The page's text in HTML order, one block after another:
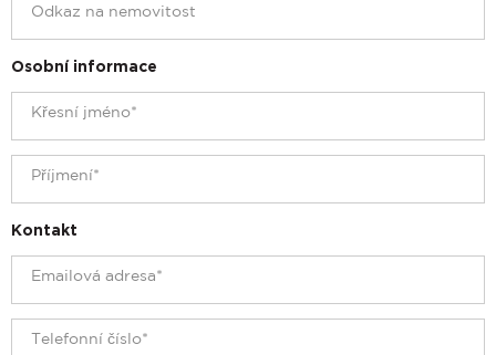
Osobní informace
Kontakt